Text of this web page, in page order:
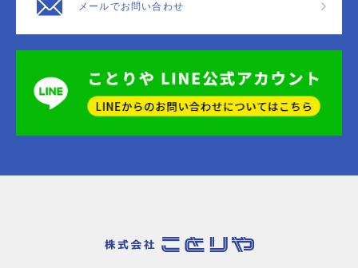
メールでお問い合わせ